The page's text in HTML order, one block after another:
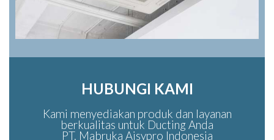
HUBUNGI KAMI
Kami menyediakan produk dan layanan
berkualitas untuk Ducting Anda
PT. Mabruka Aisypro Indonesia